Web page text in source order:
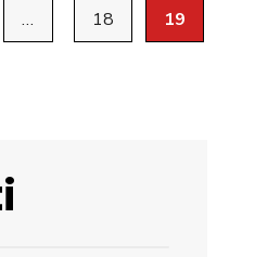
predškolaca
… 18 19